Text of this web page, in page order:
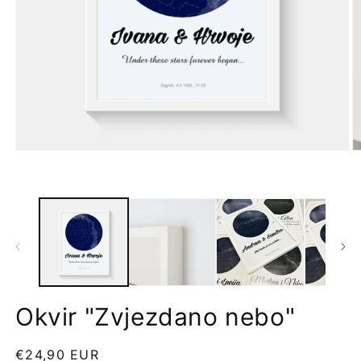
Okvir "Zvjezdano nebo"
Redovna
€24,90 EUR